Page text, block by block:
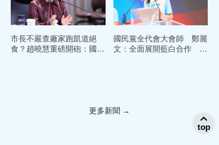
市長不嚴查廠家跑凱道絕
食？趙曉慧重磅開砲：國民
國民黨全代會大會師 鄭麗
文：全面展開藍白合作 務
更多新聞 →
top